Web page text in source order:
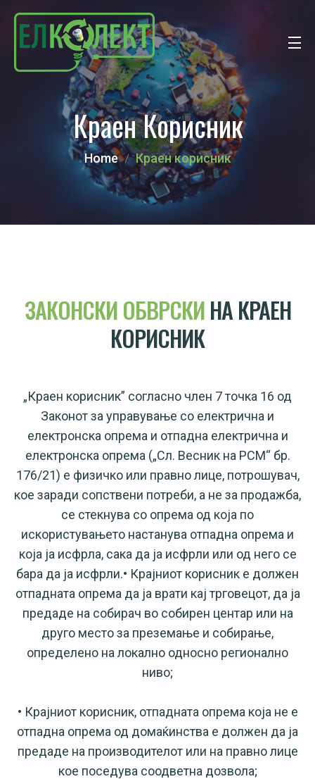
Краен Корисник
Home Краен корисник
ЗАКОНСКИОБВРСКИНА КРАЕН
КОРИСНИК
„Краен корисник” согласно член 7 точка 16 од
Законот за управување со електрична и
електронска опрема и отпадна електрична и
електронска опрема („Сл. Весник на РСМ“ бр.
176/21) е физичко или правно лице, потрошувач,
кое заради сопствени потреби, а не за продажба,
се стекнува со опрема од која по
искористувањето настанува отпадна опрема и
која ја исфрла, сака да ја исфрли или од него се
бара да ја исфрли.• Крајниот корисник е должен
отпадната опрема да ја врати кај трговецот, да ја
предаде на собирач во собирен центар или на
друго место за преземање и собирање,
определено на локално односно регионално
ниво;
• Крајниот корисник, отпадната опрема која не е
отпадна опрема од домаќинства е должен да ја
предаде на производителот или на правно лице
кое поседува соодветна дозвола;